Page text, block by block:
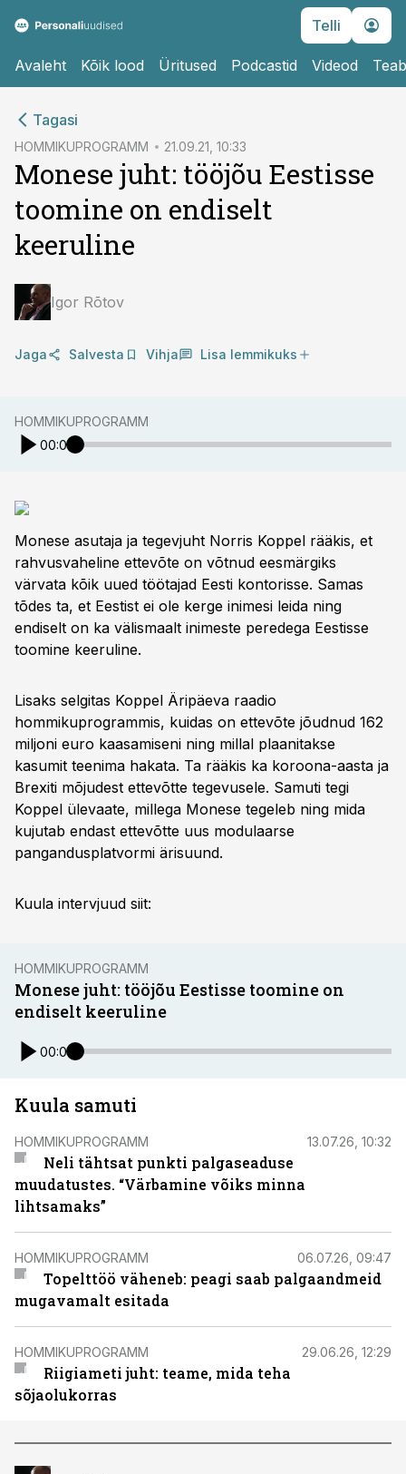
Telli
Avaleht Kõik lood Üritused Podcastid Videod
Tagasi
HOMMIKUPROGRAMM 21.09.21, 10:33
Monese juht: tööjõu Eestisse
toomine on endiselt
keeruline
Igor Rõtov
Jaga Salvesta Vihja Lisa lemmikuks
HOMMIKUPROGRAMM
00:00
Monese asutaja ja tegevjuht Norris Koppel rääkis, et
rahvusvaheline ettevõte on võtnud eesmärgiks
värvata kõik uued töötajad Eesti kontorisse. Samas
tõdes ta, et Eestist ei ole kerge inimesi leida ning
endiselt on ka välismaalt inimeste peredega Eestisse
toomine keeruline.
Lisaks selgitas Koppel Äripäeva raadio
hommikuprogrammis, kuidas on ettevõte jõudnud 162
miljoni euro kaasamiseni ning millal plaanitakse
kasumit teenima hakata. Ta rääkis ka koroona-aasta ja
Brexiti mõjudest ettevõtte tegevusele. Samuti tegi
Koppel ülevaate, millega Monese tegeleb ning mida
kujutab endast ettevõtte uus modulaarse
pangandusplatvormi ärisuund.
Kuula intervjuud siit:
HOMMIKUPROGRAMM
Monese juht: tööjõu Eestisse toomine on
endiselt keeruline
00:00
Kuula samuti
HOMMIKUPROGRAMM 13.07.26, 10:32
Neli tähtsat punkti palgaseaduse
muudatustes. “Värbamine võiks minna
lihtsamaks”
HOMMIKUPROGRAMM 06.07.26, 09:47
Topelttöö väheneb: peagi saab palgaandmeid
mugavamalt esitada
HOMMIKUPROGRAMM 29.06.26, 12:29
Riigiameti juht: teame, mida teha
sõjaolukorras